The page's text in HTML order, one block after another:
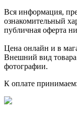
Вся информация,
ознакомительный
публичная оферта
Цена онлайн и в
Внешний вид товара
фотографии.
К оплате принимаем: